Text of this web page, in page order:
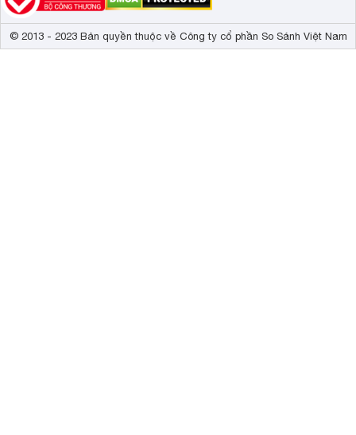
© 2013 - 2023 Bản quyền thuộc về Công ty cổ phần So Sánh Việt Nam